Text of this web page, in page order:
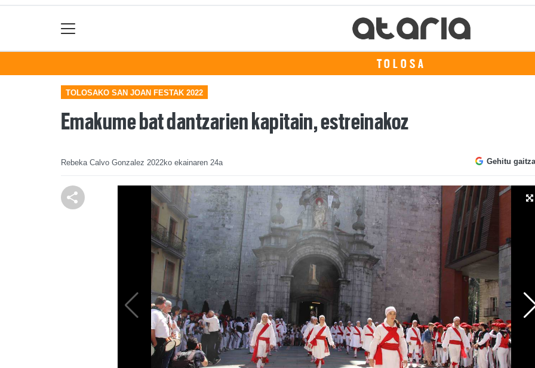
TOLOSA
TOLOSAKO SAN JOAN FESTAK 2022
Emakume bat dantzarien kapitain, estreinakoz
Rebeka Calvo Gonzalez 2022ko ekainaren 24a Gehitu